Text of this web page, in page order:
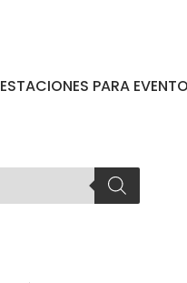
ESTACIONES PARA